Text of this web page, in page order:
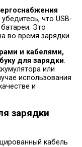
что USB-
Это
во время зарядки.
и кабелями,
для зарядки.
или
использования
и
зарядки
кабель